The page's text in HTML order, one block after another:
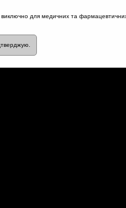
для медичних та фармацевтичних